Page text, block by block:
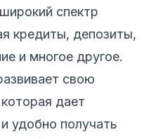
спектр
кредиты, депозиты,
и многое другое.
свою
дает
удобно получать